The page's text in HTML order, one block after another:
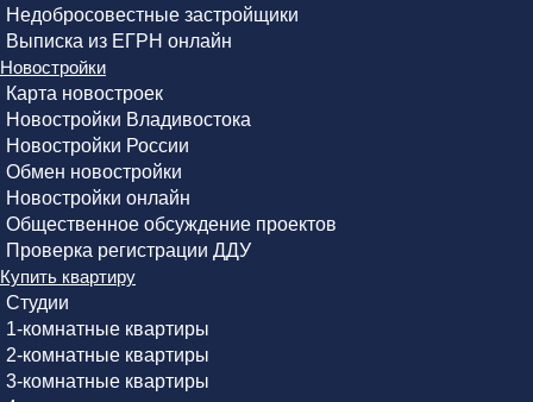
Недобросовестные застройщики
Выписка из ЕГРН онлайн
Новостройки
Карта новостроек
Новостройки Владивостока
Новостройки России
Обмен новостройки
Новостройки онлайн
Общественное обсуждение проектов
Проверка регистрации ДДУ
Купить квартиру
Студии
1-комнатные квартиры
2-комнатные квартиры
3-комнатные квартиры